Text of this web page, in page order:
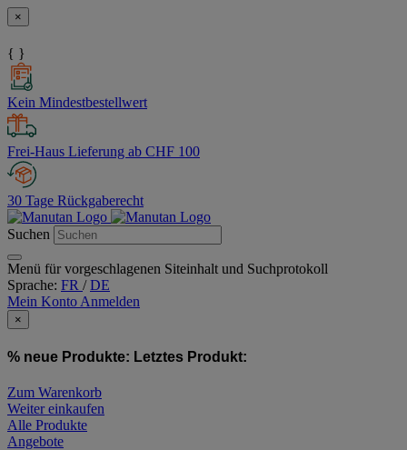
×
{ }
Kein Mindestbestellwert
Frei-Haus Lieferung ab CHF 100
30 Tage Rückgaberecht
Suchen
Menü für vorgeschlagenen Siteinhalt und Suchprotokoll
Sprache: FR /DE
Mein Konto Anmelden
×
% neue Produkte: Letztes Produkt:
Zum Warenkorb
Weiter einkaufen
Alle Produkte
Angebote